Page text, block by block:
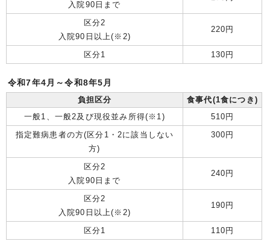
入院90日まで
区分2
入院90日以上(※2)
220円
区分1 130円
令和7年4月～令和8年5月
負担区分
食事代(1食につき)
一般1、一般2及び現役並み所得(※1)
510円
指定難病患者の方(区分1・2に該当しない
方)
300円
区分2
入院90日まで
240円
区分2
入院90日以上(※2)
190円
区分1 110円